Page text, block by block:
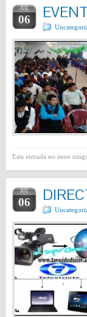
JUL
06
Esta entrada no tiene
JUL
06